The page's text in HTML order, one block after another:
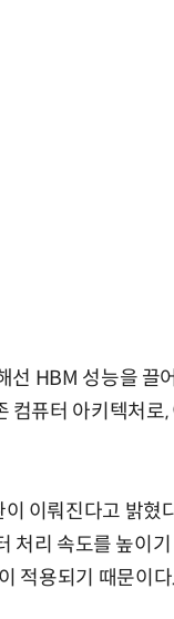
선 HBM 성능을 끌
퓨터 아키텍처로,
이뤄진다고 밝혔
리 속도를 높이기
적용되기 때문이다.